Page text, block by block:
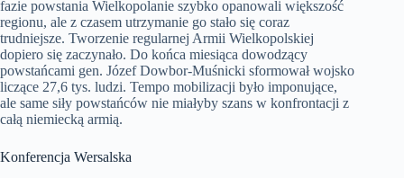
fazie powstania Wielkopolanie szybko opanowali większość
regionu, ale z czasem utrzymanie go stało się coraz
trudniejsze. Tworzenie regularnej Armii Wielkopolskiej
dopiero się zaczynało. Do końca miesiąca dowodzący
powstańcami gen. Józef Dowbor-Muśnicki sformował wojsko
liczące 27,6 tys. ludzi. Tempo mobilizacji było imponujące,
ale same siły powstańców nie miałyby szans w konfrontacji z
całą niemiecką armią.
Konferencja Wersalska